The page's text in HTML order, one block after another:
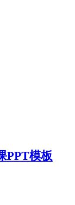
PPT模板